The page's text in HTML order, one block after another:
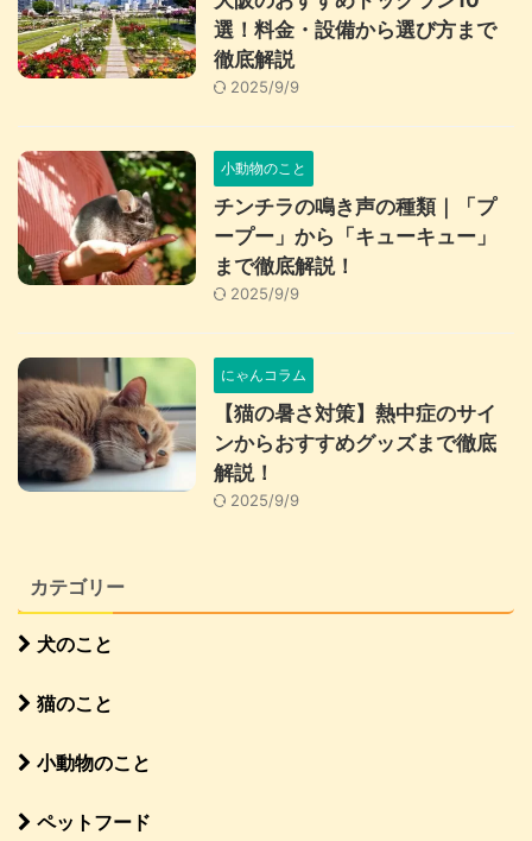
選！料金・設備から選び方まで
徹底解説
2025/9/9
小動物のこと
チンチラの鳴き声の種類｜「プ
ープー」から「キューキュー」
まで徹底解説！
2025/9/9
にゃんコラム
【猫の暑さ対策】熱中症のサイ
ンからおすすめグッズまで徹底
解説！
2025/9/9
カテゴリー
犬のこと
猫のこと
小動物のこと
ペットフード